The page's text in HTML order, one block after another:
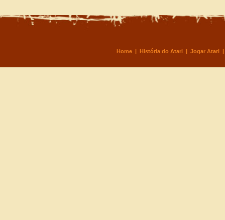
Home | História do Atari | Jogar Atari |